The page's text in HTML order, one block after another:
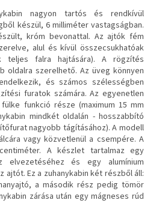
nagyon tartós és rendkívül
készül, 6 milliméter vastagságban.
króm bevonattal. Az ajtók fém
alul és kívül összecsukhatóak
teljes falra hajtására). A rögzítés
oldalra szerelhető. Az üveg könnyen
és számos szélességben
furatok számára. Az egyenetlen
funkció része (maximum 15 mm
mindkét oldalán - hosszabbító
nagyobb tágításához). A modell
vagy közvetlenül a csempére. A
A készlet tartalmaz egy
elvezetéséhez és egy alumínium
ajtót. Ez a zuhanykabin két részből áll:
a második rész pedig tömör
zárása után egy mágneses rúd